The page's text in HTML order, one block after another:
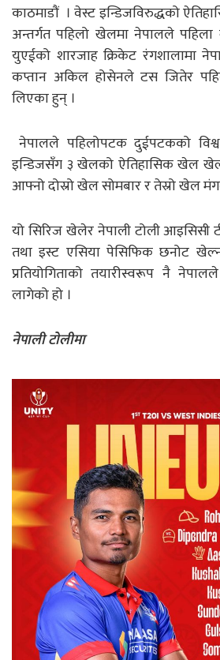
काठमाडौं । वेस्ट इन्डिजविरुद्धको
अन्तर्गत पहिलो खेलमा नेपालले पहिला
युएईको शारजाह क्रिकेट रंगशालामा
कप्तान अकिल होसेनले टस जितेर
लिएका हुन् ।
नेपालले पहिलोपटक दुईपटकको
इन्डिजसँग ३ खेलको ऐतिहासिक खेल
आफ्नो दोस्रो खेल सोमबार र तेस्रो खेल
यो सिरिज खेलेर नेपाली टोली आइसिसी
तथा इस्ट एसिया पेसिफिक छनोट
प्रतियोगिताको तयारीस्वरूप नै
लागेको हो ।
नेपाली टाेलीमा